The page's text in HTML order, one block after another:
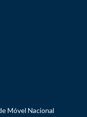
Móvel Nacional